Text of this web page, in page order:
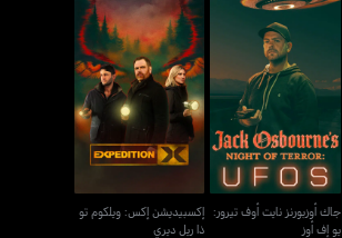
جاك أوزبورنز نايت أوف
تيرور: يو إف أوز
جاك أوزبورنز نايت أوف تيرور:
يو إف أوز
إكسبيديشن إكس: ويلكوم تو
ذا ريل ديري
إكسبيديشن إكس: ويلكوم تو
ذا ريل ديري